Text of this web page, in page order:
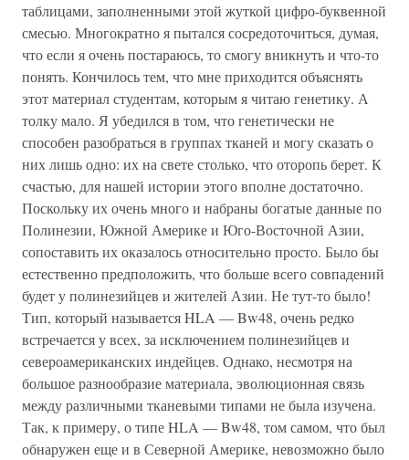
таблицами, заполненными этой жуткой цифро-буквенной
смесью. Многократно я пытался сосредоточиться, думая,
что если я очень постараюсь, то смогу вникнуть и что-то
понять. Кончилось тем, что мне приходится объяснять
этот материал студентам, которым я читаю генетику. А
толку мало. Я убедился в том, что генетически не
способен разобраться в группах тканей и могу сказать о
них лишь одно: их на свете столько, что оторопь берет. К
счастью, для нашей истории этого вполне достаточно.
Поскольку их очень много и набраны богатые данные по
Полинезии, Южной Америке и Юго-Восточной Азии,
сопоставить их оказалось относительно просто. Было бы
естественно предположить, что больше всего совпадений
будет у полинезийцев и жителей Азии. Не тут-то было!
Тип, который называется HLA — Bw48, очень редко
встречается у всех, за исключением полинезийцев и
североамериканских индейцев. Однако, несмотря на
большое разнообразие материала, эволюционная связь
между различными тканевыми типами не была изучена.
Так, к примеру, о типе HLA — Bw48, том самом, что был
обнаружен еще и в Северной Америке, невозможно было